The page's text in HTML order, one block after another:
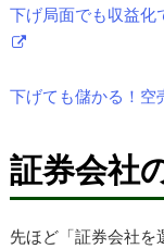
下げ局面でも収益化
下げても儲かる！空
証券会社
先ほど「証券会社を